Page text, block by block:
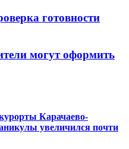
готовности
могут оформить
Карачаево-
увеличился почти